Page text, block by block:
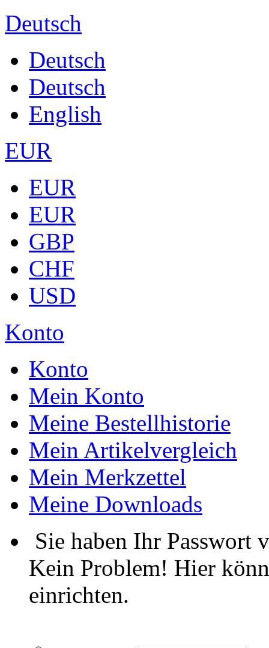
Deutsch
Deutsch
Deutsch
English
EUR
EUR
EUR
GBP
CHF
USD
Konto
Konto
Mein Konto
Meine Bestellhistorie
Mein Artikelvergleich
Mein Merkzettel
Meine Downloads
Sie haben Ihr Passwort
Kein Problem! Hier
einrichten.